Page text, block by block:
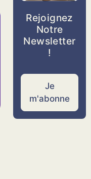
Rejoignez
Notre
Newsletter
!
Je
m'abonne